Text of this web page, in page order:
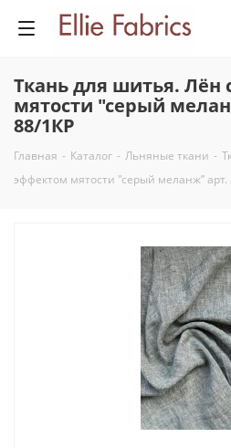
Ткань для шитья. Лён
мятости "серый
88/1КР
Главная - Каталог - Льняные ткани -
эффектом мятости "серый меланж” арт.